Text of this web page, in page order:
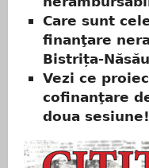
Care sunt
finanţare
Bistrița-
Vezi ce
cofinanţare
doua sesiune!